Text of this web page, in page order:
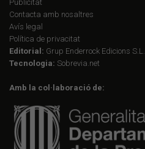
Publicitat
Contacta amb nosaltres
Avís legal
Política de privacitat
Editorial: Grup Enderrock Edicions S.L.
Tecnologia: Sobrevia.net
Amb la col·laboració de: